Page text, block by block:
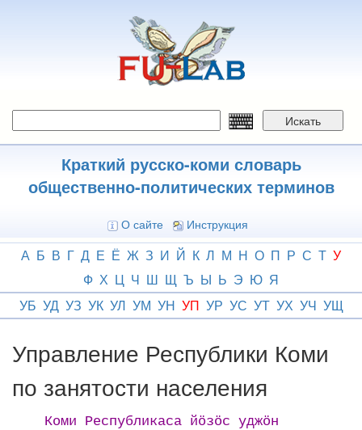
Искать
Краткий русско-коми словарь
общественно-политических терминов
О сайте Инструкция
А Б В Г Д Е Ё Ж З И Й К Л М Н О П Р С Т У
Ф Х Ц Ч Ш Щ Ъ Ы Ь Э Ю Я
УБ УД УЗ УК УЛ УМ УН УП УР УС УТ УХ УЧ УЩ
Управление Республики Коми
по занятости населения
Коми Республикаса йӧзӧс уджӧн